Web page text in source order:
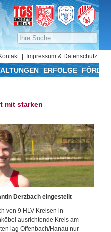
Kontakt Impressum & Datenschutz
ERFOLGE
mit starken
Derzbach eingestellt
von 9 HLV-Kreisen in
ausrichtende Kreis am
lag Offenbach/Hanau nur